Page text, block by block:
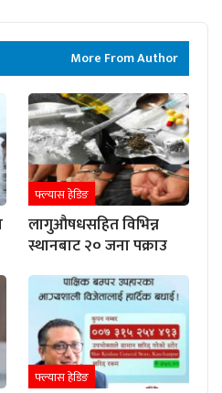
More From Author
फ्ल्यास हेडिङ
लागुऔषधसहित विभिन्न
स्थानबाट २० जना पक्राउ
फ्ल्यास हेडिङ